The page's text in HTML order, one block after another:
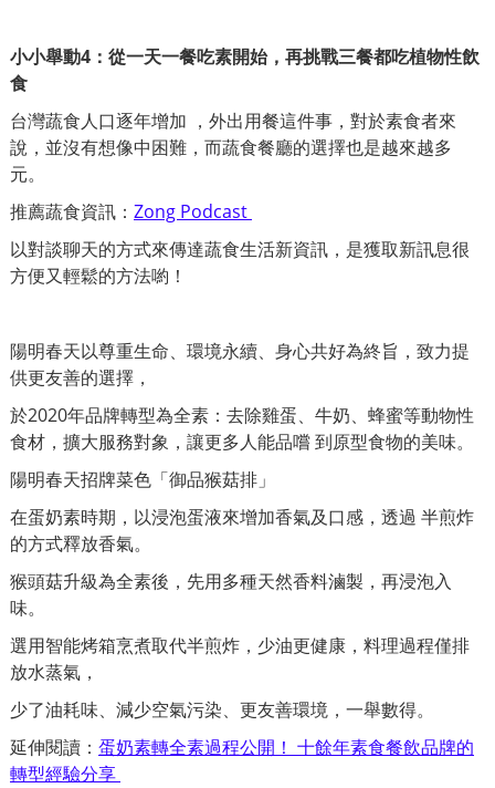
小小舉動4：從一天一餐吃素開始，再挑戰三餐都吃植物性飲
食
台灣蔬食人口逐年增加 ，外出用餐這件事，對於素食者來
說，並沒有想像中困難，而蔬食餐廳的選擇也是越來越多
元。
推薦蔬食資訊： Zong Podcast
以對談聊天的方式來傳達蔬食生活新資訊，是獲取新訊息很
方便又輕鬆的方法喲！
陽明春天以尊重生命、環境永續、身心共好為終旨， 致力提
供更友善的選擇，
於2020年品牌轉型為全素：去除雞蛋、牛奶、蜂蜜等動物性
食材，擴大服務對象，讓更多人能品嚐 到原型食物的美味。
陽明春天招牌菜色「御品猴菇排」
在蛋奶素時期，以浸泡蛋液來增加香氣及口感，透過 半煎炸
的方式釋放香氣。
猴頭菇升級為全素後，先用多種天然香料滷製，再浸泡入
味。
選用智能烤箱烹煮取代半煎炸，少油更健康，料理過程僅排
放水蒸氣，
少了油耗味、減少空氣污染、更友善環境，一舉數得。
延伸閱讀： 蛋奶素轉全素過程公開！ 十餘年素食餐飲品牌的
轉型經驗分享